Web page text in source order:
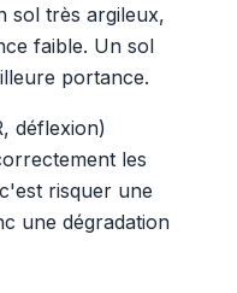
sol très argileux,
faible. Un sol
portance.
déflexion)
les
risquer une
une dégradation